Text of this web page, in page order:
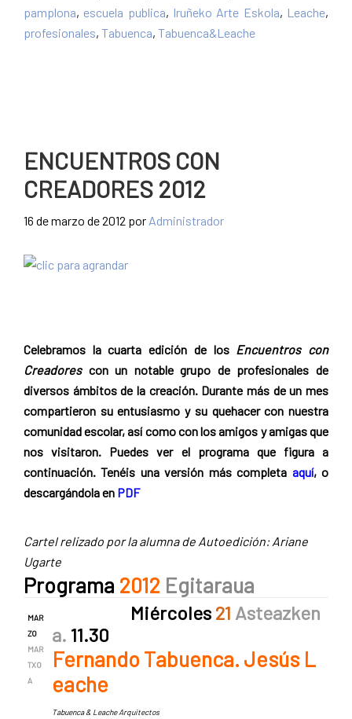
pamplona, escuela publica, Iruñeko Arte Eskola, Leache,
profesionales, Tabuenca, Tabuenca&Leache
ENCUENTROS CON
CREADORES 2012
16 de marzo de 2012 por Administrador
Celebramos la cuarta edición de los Encuentros con
Creadorescon un notable grupo de profesionales de
diversos ámbitos de la creación. Durante más de un mes
compartieron su entusiasmo y su quehacer con nuestra
comunidad escolar, así como con los amigos y amigas que
nos visitaron. Puedes ver el programa que figura a
continuación. Tenéis una versión más completa aquí, o
descargándola en PDF
Cartel relizado por la alumna de Autoedición: Ariane
Ugarte
Programa 2012 Egitaraua
MAR
ZO
MAR
TXO
A
Miércoles 21 Asteazken
a. 11.30
Fernando Tabuenca. Jesús L
eache
Tabuenca & Leache Arquitectos